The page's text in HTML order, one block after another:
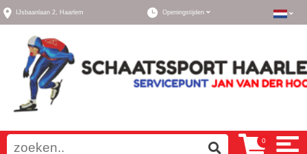
IJsbaanlaan 2, Haarlem Openingstijden
0